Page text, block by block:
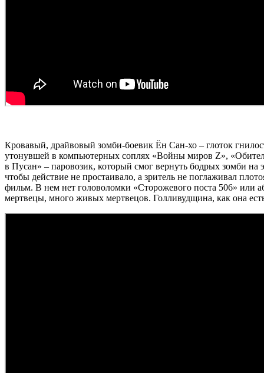
Кровавый, драйвовый зомби-боевик Ён Сан-хо – глоток
утонувшей в компьютерных соплях «Войны миров Z»,
в Пусан» – паровозик, который смог вернуть бодрых зомби
чтобы действие не простаивало, а зритель не поглаживал
фильм. В нем нет головоломки «Сторожевого поста 506» или
мертвецы, много живых мертвецов. Голливудщина, как она